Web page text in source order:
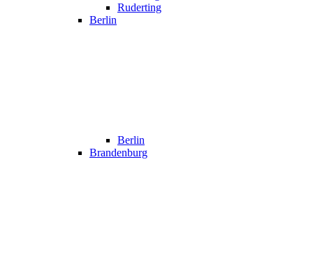
Ruderting
Berlin
Berlin
Brandenburg